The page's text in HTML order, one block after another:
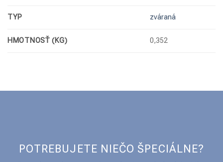
TYP zváraná
HMOTNOSŤ (KG) 0,352
POTREBUJETE NIEČO ŠPECIÁLNE?